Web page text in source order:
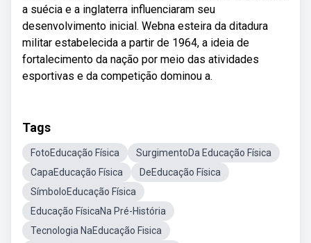
a suécia e a inglaterra influenciaram seu
desenvolvimento inicial. Webna esteira da ditadura
militar estabelecida a partir de 1964, a ideia de
fortalecimento da nação por meio das atividades
esportivas e da competição dominou a.
Tags
FotoEducação Física
SurgimentoDa Educação Física
CapaEducação Física
DeEducação Física
SímboloEducação Física
Educação FísicaNa Pré-História
Tecnologia NaEducação Fisica